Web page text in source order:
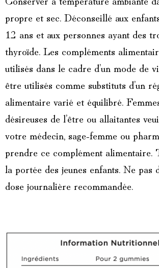
propre et sec. Déconseillé aux
12 ans et aux personnes ayant des
thyroïde. Les compléments
utilisés dans le cadre d’un mode de
être utilisés comme substituts d’un
alimentaire varié et équilibré.
désireuses de l’être ou allaitantes
votre médecin, sage-femme ou
prendre ce complément
la portée des jeunes enfants. Ne pas
dose journalière recommandée.